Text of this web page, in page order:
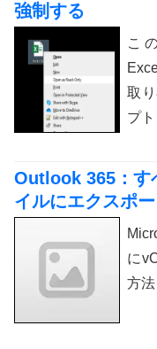
強制する
こ
取
プ
Outlook 365：す
イルにエクスポ
に
方法